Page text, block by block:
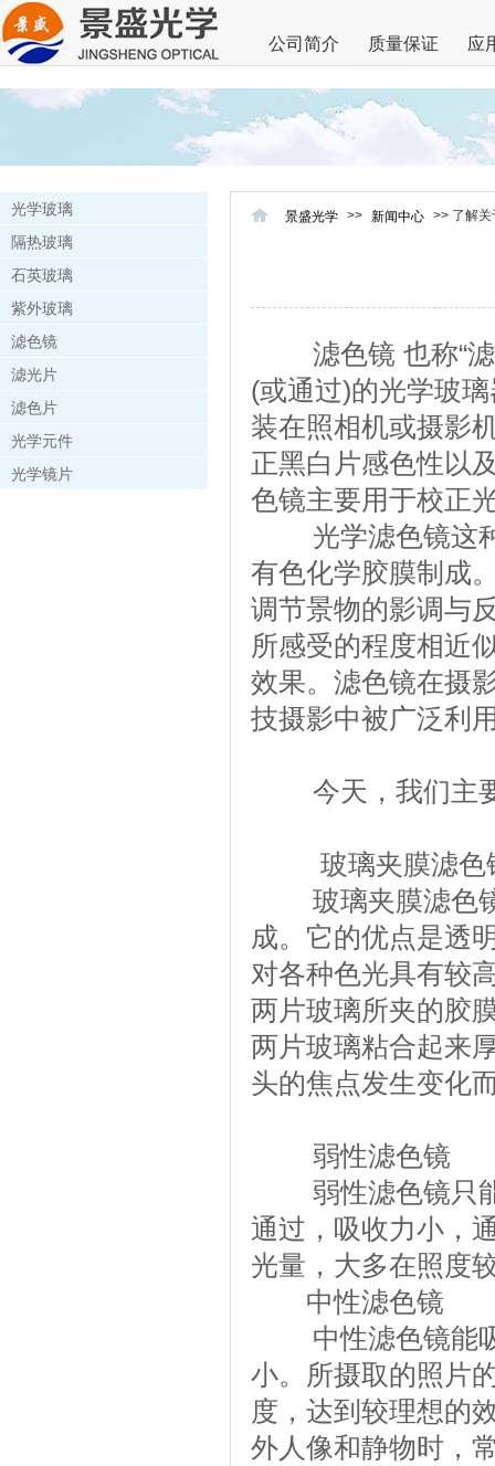
公司简介 质量保证 应
光学玻璃
隔热玻璃
石英玻璃
紫外玻璃
滤色镜
滤光片
滤色片
光学元件
光学镜片
景盛光学 >> 新闻中心 >> 了解
滤色镜 也称“滤
(或通过)的光学玻
装在照相机或摄影
正黑白片感色性以
色镜主要用于校正
光学滤色镜这种
有色化学胶膜制成
调节景物的影调与
所感受的程度相近
效果。滤色镜在摄
技摄影中被广泛利
今天，我们主
玻璃夹膜滤色
玻璃夹膜滤色镜
成。它的优点是透
对各种色光具有较
两片玻璃所夹的胶
两片玻璃粘合起来
头的焦点发生变化
弱性滤色镜
弱性滤色镜只能
通过，吸收力小，
光量，大多在照度
中性滤色镜
中性滤色镜能吸
小。所摄取的照片
度，达到较理想的
外人像和静物时，